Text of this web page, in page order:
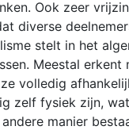
Ook zeer
diverse
stelt in het
Meestal
volledig
zelf fysiek zijn,
manier